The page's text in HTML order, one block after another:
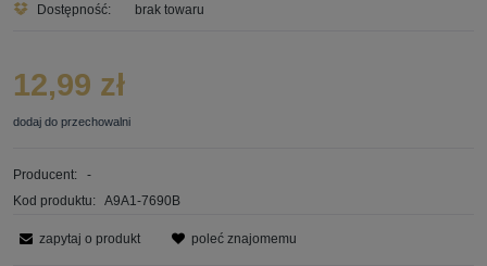
Dostępność: brak towaru
12,99 zł
dodaj do przechowalni
Producent:
-
Kod produktu: A9A1-7690B
zapytaj o produkt poleć znajomemu